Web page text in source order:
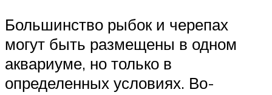
Большинство рыбок и черепах
могут быть размещены в одном
аквариуме, но только в
определенных условиях. Во-